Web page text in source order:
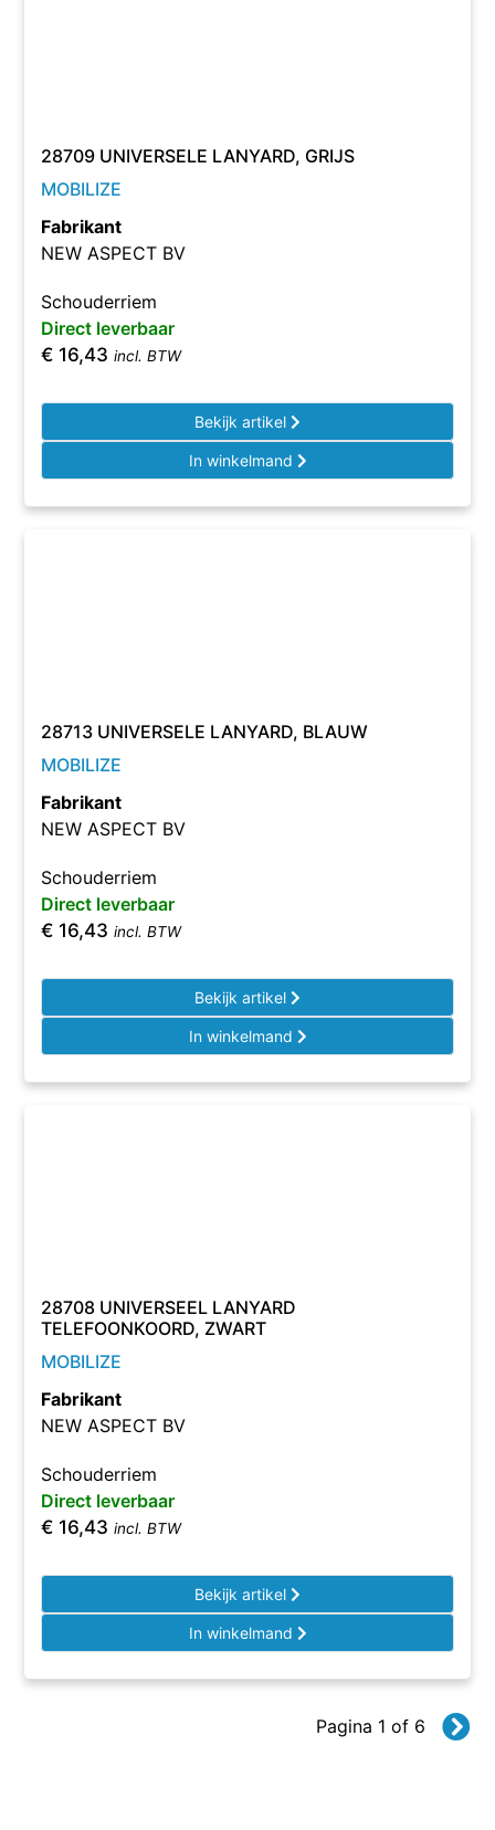
28709 UNIVERSELE LANYARD, GRIJS
MOBILIZE
Fabrikant
NEW ASPECT BV
Schouderriem
Direct leverbaar
€ 16,43 incl. BTW
Bekijk artikel
In winkelmand
28713 UNIVERSELE LANYARD, BLAUW
MOBILIZE
Fabrikant
NEW ASPECT BV
Schouderriem
Direct leverbaar
€ 16,43 incl. BTW
Bekijk artikel
In winkelmand
28708 UNIVERSEEL LANYARD
TELEFOONKOORD, ZWART
MOBILIZE
Fabrikant
NEW ASPECT BV
Schouderriem
Direct leverbaar
€ 16,43 incl. BTW
Bekijk artikel
In winkelmand
Pagina 1 of 6